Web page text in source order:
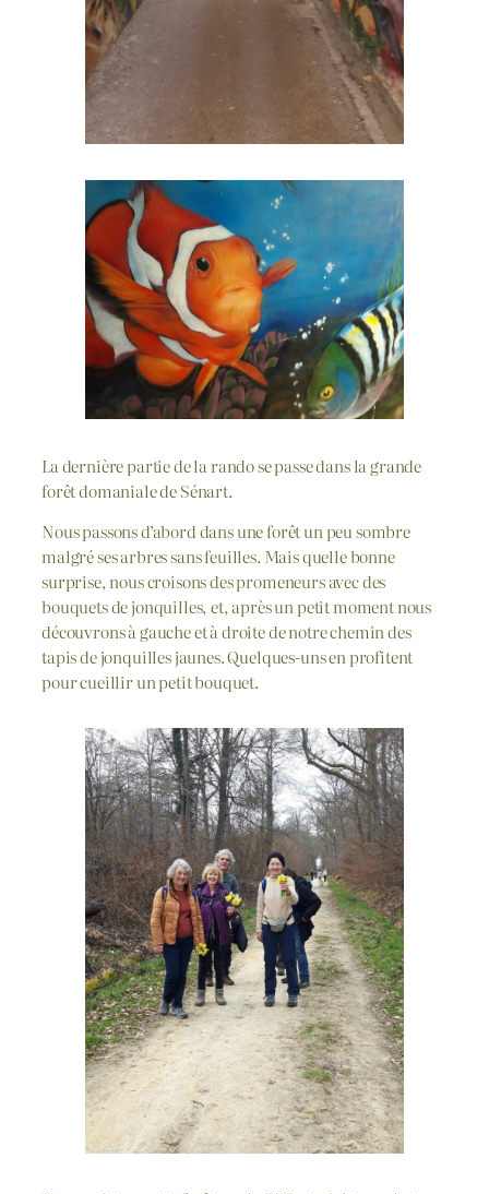
La dernière partie de la rando se passe dans la grande
forêt domaniale de Sénart.
Nous passons d’abord dans une forêt un peu sombre
malgré ses arbres sans feuilles. Mais quelle bonne
surprise, nous croisons des promeneurs avec des
bouquets de jonquilles, et, après un petit moment nous
découvrons à gauche et à droite de notre chemin des
tapis de jonquilles jaunes. Quelques-uns en profitent
pour cueillir un petit bouquet.